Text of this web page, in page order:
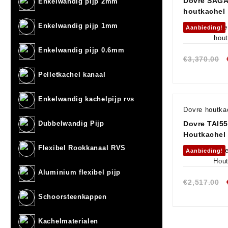
Enkelwandig pijp 1mm
Enkelwandig pijp 0.6mm
Pelletkachel kanaal
Enkelwandig kachelpijp rvs
Dubbelwandig Pijp
Flexibel Rookkanaal RVS
Aluminium flexibel pijp
Schoorsteenkappen
Kachelmaterialen
houtkachel
Aanbieding!
€3,370.00
Dovre
Dovre
Houtkachel
Aanbieding!
€2,517.00